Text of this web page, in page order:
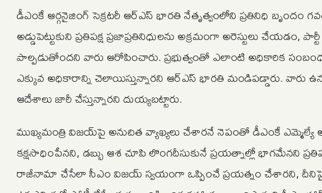
డీఎంకే ఆర్గనైజింగ్ సెక్రటరీ ఆర్‌ఎస్ భారతి నేతృత్వంలోని ప్రతినిధి బృందం
అడ్డుపెట్టుకుని ప్రతిపక్ష ప్రజాప్రతినిధులను అక్రమంగా అరెస్టులు
పాల్పడుతోందని వారు ఆరోపించారు. ప్రభుత్వంతో ఎలాంటి అధికారిక సంబంధం
ఎక్కువ అధికారాన్ని చెలాయిస్తున్నారని ఆర్‌ఎస్ భారతి మండిపడ్డారు. వారు
ఆదేశాలు జారీ చేస్తున్నారని దుయ్యబట్టారు.
ముఖ్యమంత్రి విజయ్‌పై అనుచిత వ్యాఖ్యలు చేశారనే నెపంతో డీఎంకే
కక్షసాధింపేనని, డబ్బు ఆశ చూపి లొంగదీసుకునే ప్రయత్నాల్లో భాగమేనని
రాజీనామా చేసేలా సీఎం విజయ్ స్వయంగా ఒప్పించే ప్రయత్నం చేశారని,